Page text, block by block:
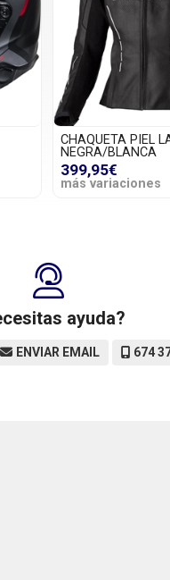
CHAQUETA PIEL
NEGRA/BLANCA
399,95€
más variaciones
ayuda?
ENVIAR EMAIL 674